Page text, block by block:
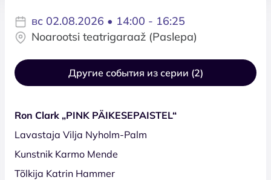
вс 02.08.2026 • 14:00 - 16:25
Noarootsi teatrigaraaž (Paslepa)
Другие события из серии (2)
Ron Clark „PINK PÄIKESEPAISTEL“
Lavastaja Vilja Nyholm-Palm
Kunstnik Karmo Mende
Tõlkija Katrin Hammer